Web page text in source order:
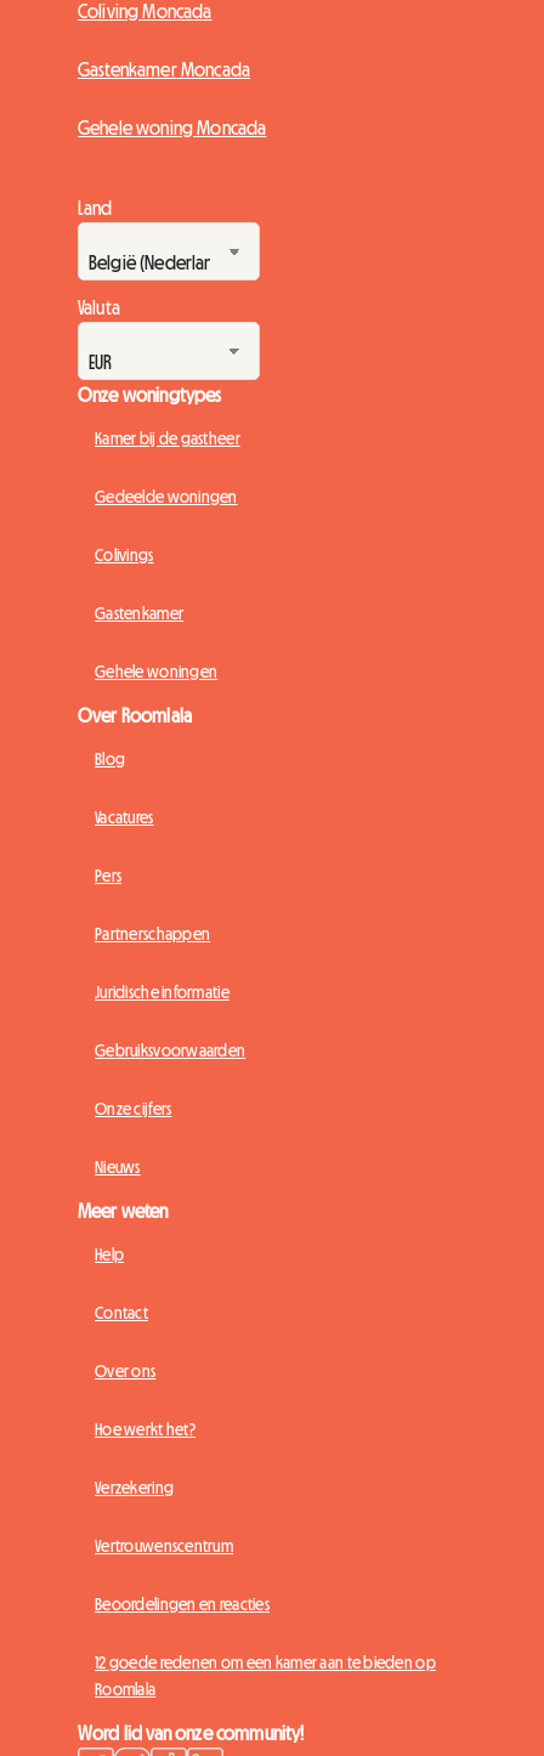
Coliving Moncada
Gastenkamer Moncada
Gehele woning Moncada
Land
Valuta
Onze woningtypes
Kamer bij de gastheer
Gedeelde woningen
Colivings
Gastenkamer
Gehele woningen
Over Roomlala
Blog
Vacatures
Pers
Partnerschappen
Juridische informatie
Gebruiksvoorwaarden
Onze cijfers
Nieuws
Meer weten
Help
Contact
Over ons
Hoe werkt het?
Verzekering
Vertrouwenscentrum
Beoordelingen en reacties
12 goede redenen om een kamer aan te bieden op
Roomlala
Word lid van onze community!